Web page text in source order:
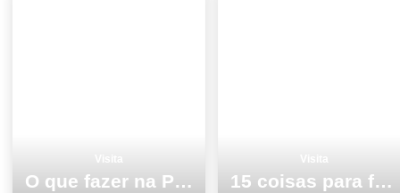
O que fazer na PÃ³voa de Varzim os 10 melhores locais para visitar 15 coisas para fazer e visitar no inverno em Beja